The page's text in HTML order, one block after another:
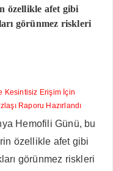
özellikle afet gibi
görünmez riskleri
Hemofili Günü, bu
özellikle afet gibi
görünmez riskleri